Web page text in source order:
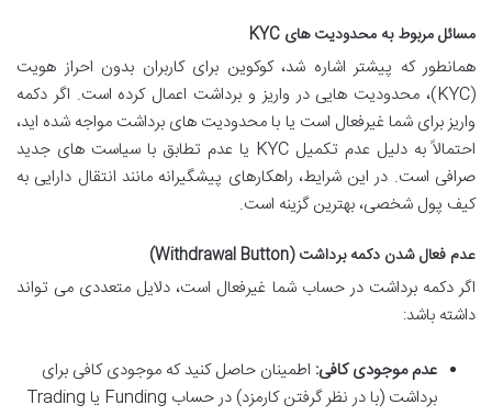
مسائل مربوط به محدودیت های KYC
همانطور که پیشتر اشاره شد، کوکوین برای کاربران بدون احراز هویت
(KYC)، محدودیت هایی در واریز و برداشت اعمال کرده است. اگر دکمه
واریز برای شما غیرفعال است یا با محدودیت های برداشت مواجه شده اید،
احتمالاً به دلیل عدم تکمیل KYC یا عدم تطابق با سیاست های جدید
صرافی است. در این شرایط، راهکارهای پیشگیرانه مانند انتقال دارایی به
کیف پول شخصی، بهترین گزینه است.
عدم فعال شدن دکمه برداشت (Withdrawal Button)
اگر دکمه برداشت در حساب شما غیرفعال است، دلایل متعددی می تواند
داشته باشد:
عدم موجودی کافی: اطمینان حاصل کنید که موجودی کافی برای
برداشت (با در نظر گرفتن کارمزد) در حساب Funding یا Trading